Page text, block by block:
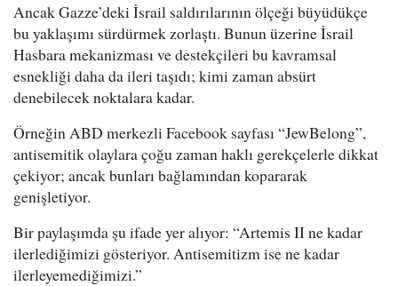
Ancak Gazze’deki İsrail saldırılarının ölçeği büyüdükçe
bu yaklaşımı sürdürmek zorlaştı. Bunun üzerine İsrail
Hasbara mekanizması ve destekçileri bu kavramsal
esnekliği daha da ileri taşıdı; kimi zaman absürt
denebilecek noktalara kadar.
Örneğin ABD merkezli Facebook sayfası “JewBelong”,
antisemitik olaylara çoğu zaman haklı gerekçelerle dikkat
çekiyor; ancak bunları bağlamından kopararak
genişletiyor.
Bir paylaşımda şu ifade yer alıyor: “Artemis II ne kadar
ilerlediğimizi gösteriyor. Antisemitizm ise ne kadar
ilerleyemediğimizi.”